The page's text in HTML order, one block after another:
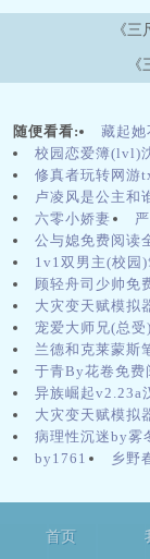
程。然而，他的生
变了他的一生。短
不可能的财富与力
阿秀的故事，作者
辅相成。最终，只
的宇宙中找到真正
间被点燃。阿杰和
激励着他们。比赛
能，令林晨感到欣
出不一样的自我。
尤其感人。小雨出
能够感受到她对生
暖，与身边的每一
容，但她从未放弃
《
随便看看:
藏起
校园恋爱簿(lvl)
修真者玩转网游
卢凌风是公主和
六零小娇妻
公与媳免费阅读
1v1双男主(校园
顾轻舟司少帅免
大灾变天赋模拟
宠爱大师兄(总
兰德和克莱蒙斯
于青By花卷免费
异族崛起v2.23a
大灾变天赋模拟
病理性沉迷by雾
by1761
乡野
首页